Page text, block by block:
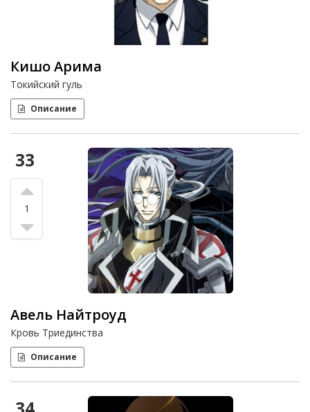
Кишо Арима
Токийский гуль
Описание
33
1
Авель Найтроуд
Кровь Триединства
Описание